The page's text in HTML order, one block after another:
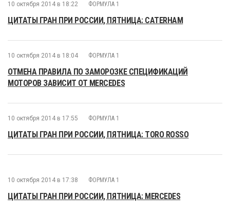
10 октября 2014 в 18:22 ФОРМУЛА 1
ЦИТАТЫ ГРАН ПРИ РОССИИ, ПЯТНИЦА: CATERHAM
10 октября 2014 в 18:04 ФОРМУЛА 1
ОТМЕНА ПРАВИЛА ПО ЗАМОРОЗКЕ СПЕЦИФИКАЦИЙ
МОТОРОВ ЗАВИСИТ ОТ MERCEDES
10 октября 2014 в 17:55 ФОРМУЛА 1
ЦИТАТЫ ГРАН ПРИ РОССИИ, ПЯТНИЦА: TORO ROSSO
10 октября 2014 в 17:38 ФОРМУЛА 1
ЦИТАТЫ ГРАН ПРИ РОССИИ, ПЯТНИЦА: MERCEDES